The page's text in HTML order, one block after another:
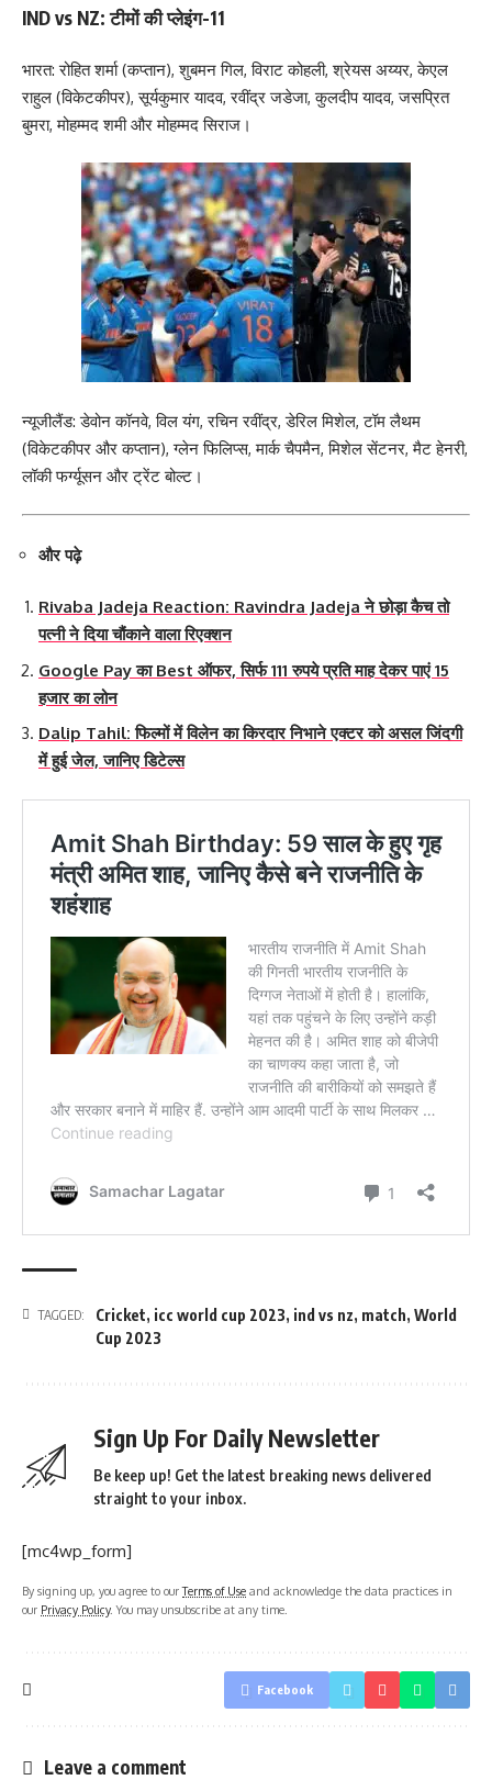
IND vs NZ: टीमों की प्लेइंग-11
भारत: रोहित शर्मा (कप्तान), शुबमन गिल, विराट कोहली, श्रेयस अय्यर, केएल
राहुल (विकेटकीपर), सूर्यकुमार यादव, रवींद्र जडेजा, कुलदीप यादव, जसप्रित
बुमरा, मोहम्मद शमी और मोहम्मद सिराज।
न्यूजीलैंड: डेवोन कॉनवे, विल यंग, ​​रचिन रवींद्र, डेरिल मिशेल, टॉम लैथम
(विकेटकीपर और कप्तान), ग्लेन फिलिप्स, मार्क चैपमैन, मिशेल सेंटनर, मैट हेनरी,
लॉकी फर्ग्यूसन और ट्रेंट बोल्ट।
और पढ़े
Rivaba Jadeja Reaction: Ravindra Jadeja ने छोड़ा कैच तो
पत्नी ने दिया चौंकाने वाला रिएक्शन
Google Pay का Best ऑफर, सिर्फ 111 रुपये प्रति माह देकर पाएं 15
हजार का लोन
Dalip Tahil: फिल्मों में विलेन का किरदार निभाने एक्टर को असल जिंदगी
में हुई जेल, जानिए डिटेल्स
TAGGED: Cricket, icc world cup 2023, ind vs nz, match, World
Cup 2023
Sign Up For Daily Newsletter
Be keep up! Get the latest breaking news delivered
straight to your inbox.
[mc4wp_form]
By signing up, you agree to ourTerms of Use and acknowledge the data practices in
our Privacy Policy. You may unsubscribe at any time.
Facebook
Leave a comment